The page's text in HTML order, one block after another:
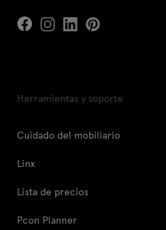
Herramientas y soporte
Cuidado del mobiliario
Linx
Lista de precios
Pcon Planner